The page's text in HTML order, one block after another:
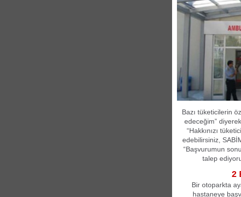
Bazı tüketicilerin
edeceğim”
“Hakkınızı
edebilirsiniz,
“Başvurumun
talep
2
Bir otoparkta
hastaneye